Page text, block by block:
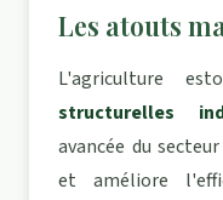
Les atouts
L'agriculture
structurelles
avancée du
et améliore